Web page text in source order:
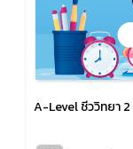
A-Level ชีววิทยา